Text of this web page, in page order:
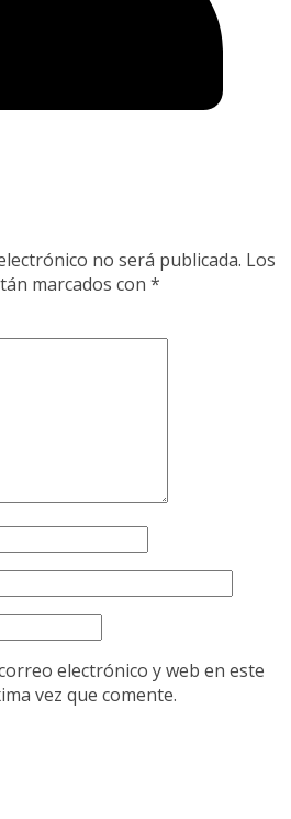
no será publicada. Los
marcados con *
electrónico y web en este
vez que comente.